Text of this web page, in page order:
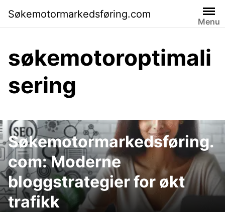
content
Søkemotormarkedsføring.com
Menu
søkemotoroptimali
sering
Søkemotormarkedsføring.
com: Moderne
bloggstrategier for økt
trafikk